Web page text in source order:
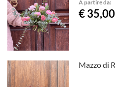
A partire da:
€ 35,00
Mazzo di